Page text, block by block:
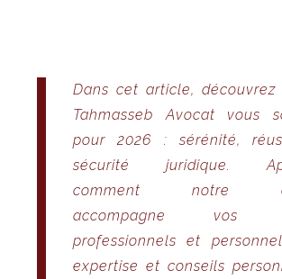
Dans cet article, découvrez
Tahmasseb Avocat vous
pour 2026 : sérénité,
sécurité juridique.
comment notre
accompagne vos
professionnels et
expertise et conseils